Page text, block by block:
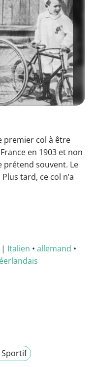
premier col à être
en 1903 et non
prétend souvent. Le
tard, ce col n’a
Italien • allemand •
Sportif